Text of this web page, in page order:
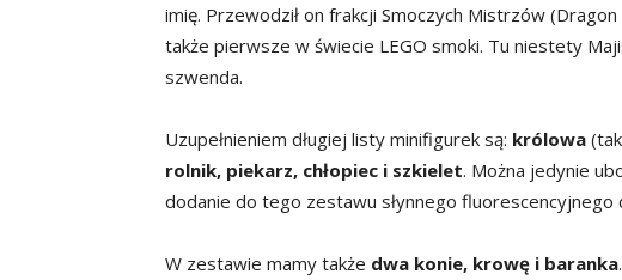
imię. Przewodził on frakcji Smoczych Mistrzów
także pierwsze w świecie LEGO smoki. Tu niestety
szwenda.
Uzupełnieniem długiej listy minifigurek są: królowa
rolnik, piekarz, chłopiec i szkielet. Można jedynie
dodanie do tego zestawu słynnego fluorescencyjnego
W zestawie mamy także dwa konie, krowę i baranka